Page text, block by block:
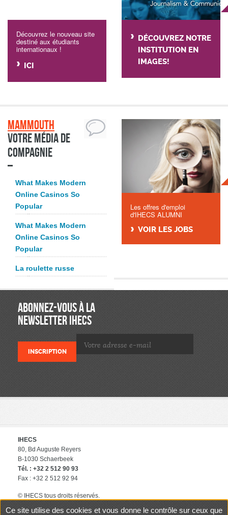
Découvrez le nouveau site
destiné aux étudiants
internationaux !
ICI
DÉCOUVREZ NOTRE
INSTITUTION EN
IMAGES!
Mammouth
Votre média de
compagnie
What Makes Modern
Online Casinos So
Popular
What Makes Modern
Online Casinos So
Popular
La roulette russe
Les offres d'emploi
d'IHECS ALUMNI
VOIR LES JOBS
ABONNEZ-VOUS À LA
NEWSLETTER IHECS
IHECS
80, Bd Auguste Reyers
B-1030 Schaerbeek
Tél. : +32 2 512 90 93
Fax : +32 2 512 92 94
© IHECS tous droits réservés.
Ce site utilise des cookies et vous donne le contrôle sur ceux que